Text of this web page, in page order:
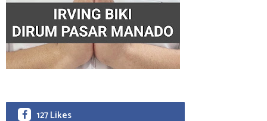
127 Likes